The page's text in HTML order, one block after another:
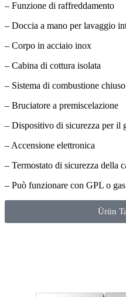
– Funzione di raffreddamento
– Doccia a mano per lavaggio
– Corpo in acciaio inox
– Cabina di cottura isolata
– Sistema di combustione chiuso
– Bruciatore a premiscelazione
– Dispositivo di sicurezza per il
– Accensione elettronica
– Termostato di sicurezza della
– Può funzionare con GPL o
Ürün